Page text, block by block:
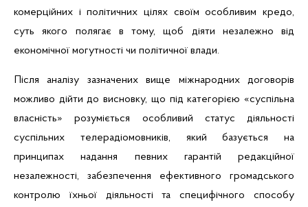
комерційних і політичних цілях своїм особливим кредо,
суть якого полягає в тому, щоб діяти незалежно від
економічної могутності чи політичної влади.
Після аналізу зазначених вище міжнародних договорів
можливо дійти до висновку, що під категорією «суспільна
власність» розуміється особливий статус діяльності
суспільних телерадіомовників, який базується на
принципах надання певних гарантій редакційної
незалежності, забезпечення ефективного громадського
контролю їхньої діяльності та специфічного способу